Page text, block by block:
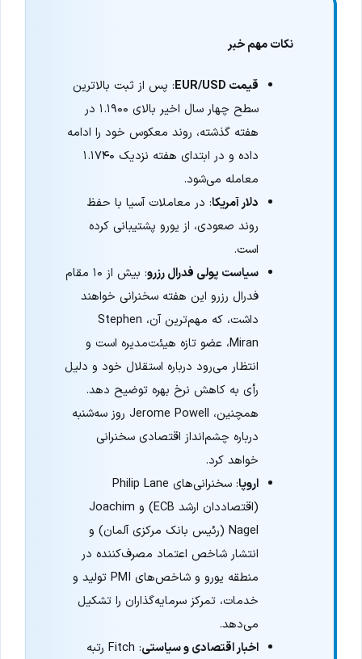
نکات مهم خبر
قیمت EUR/USD
: پس از ثبت بالاترین
سطح چهار سال اخیر بالای ۱.۱۹۰۰ در
هفته گذشته، روند معکوس خود را ادامه
داده و در ابتدای هفته نزدیک ۱.۱۷۴۰
معامله می‌شود.
دلار آمریکا: در معاملات آسیا با حفظ
روند صعودی، از یورو پشتیبانی کرده
است.
سیاست پولی فدرال رزرو
: بیش از ۱۰ مقام
فدرال رزرو این هفته سخنرانی خواهند
داشت، که مهم‌ترین آن، Stephen
Miran، عضو تازه هیئت‌مدیره است و
انتظار می‌رود درباره استقلال خود و دلیل
رأی به کاهش نرخ بهره توضیح دهد.
همچنین، Jerome Powell روز سه‌شنبه
درباره چشم‌انداز اقتصادی سخنرانی
خواهد کرد.
اروپا
: سخنرانی‌های Philip Lane
(اقتصاددان ارشد ECB) و Joachim
Nagel (رئیس بانک مرکزی آلمان) و
انتشار شاخص اعتماد مصرف‌کننده در
منطقه یورو و شاخص‌های PMI تولید و
خدمات، تمرکز سرمایه‌گذاران را تشکیل
می‌دهد.
اخبار اقتصادی و سیاستی
: Fitch رتبه